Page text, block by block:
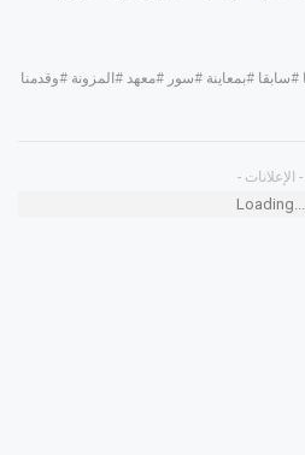
#بمعاينة #سور #معهد #المزونة #وقدمنا
- الإعلانات -
Loading...